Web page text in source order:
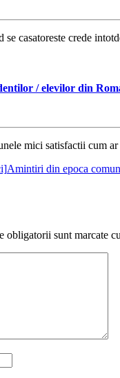
casatoreste crede
/ elevilor din
mici satisfactii cum
Amintiri din epoca
obligatorii sunt marcate cu